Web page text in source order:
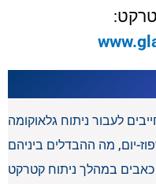
לעבור ניתוח גלאוקומה
יום, מה ההבדלים ביניהם
במהלך ניתוח קטרקט